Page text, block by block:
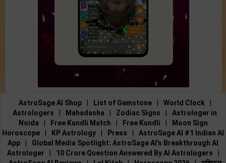
AstroSage AI Shop List of Gemstone World Clock
Astrologers
Mahadasha Zodiac Signs
Astrologer in
Noida
Free Kundli Match Free Kundli
Moon Sign
Horoscope
KP Astrology Press
AstroSage AI #1 Indian AI
App
Global Media Spotlight: AstroSage AI’s Breakthrough AI
Astrologer
10 Crore Question Answered By AI Astrologers